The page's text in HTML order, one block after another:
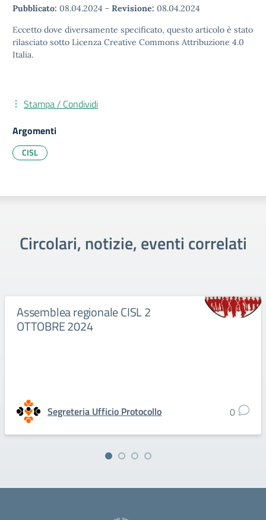
Pubblicato: 08.04.2024 - Revisione: 08.04.2024
Eccetto dove diversamente specificato, questo articolo è stato
rilasciato sotto Licenza Creative Commons Attribuzione 4.0
Italia.
Stampa / Condividi
Argomenti
CISL
Circolari, notizie, eventi correlati
Assemblea regionale CISL 2
OTTOBRE 2024
Segreteria Ufficio Protocollo 0